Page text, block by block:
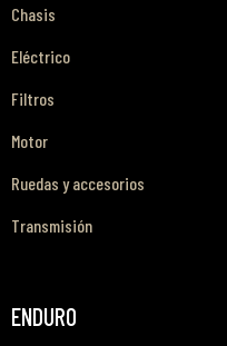
Chasis
Eléctrico
Filtros
Motor
Ruedas y accesorios
Transmisión
ENDURO